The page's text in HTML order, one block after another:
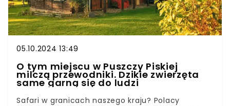
05.10.2024 13:49
O tym miejscu w Puszczy Piskiej
milczą przewodniki. Dzikie zwierzęta
same garną się do ludzi
Safari w granicach naszego kraju? Polacy